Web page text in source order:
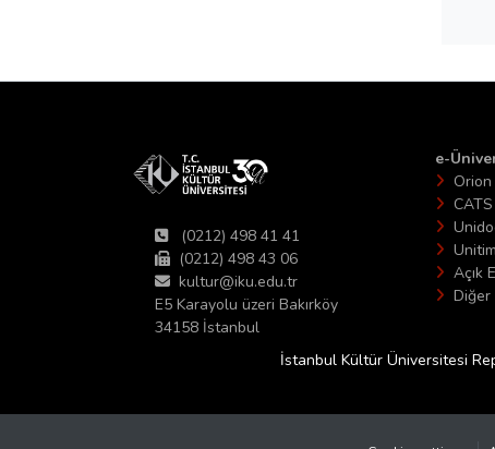
(0212) 498 41 41
(0212) 498 43 06
kultur@iku.edu.tr
E5 Karayolu üzeri Bakırköy
34158 İstanbul
e-
Orion
CATS
Açık
Diğer
İstanbul Kültür Üniversitesi